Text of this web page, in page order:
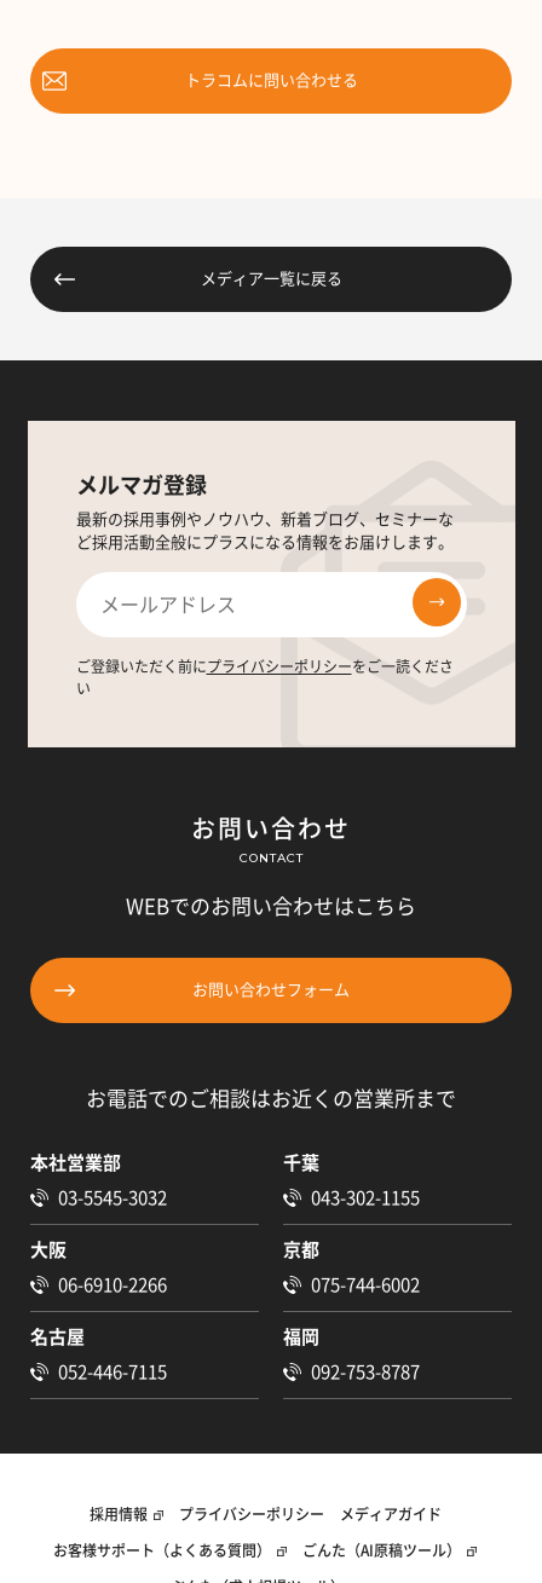
トラコムに問い合わせる
メディア一覧に戻る
メルマガ登録
最新の採用事例やノウハウ、新着ブログ、セミナーな
ど採用活動全般にプラスになる情報をお届けします。
ご登録いただく前にプライバシーポリシーをご一読くださ
い
お問い合わせ
CONTACT
お電話でのご相談はお近くの営業所まで
本社営業部
03-5545-3032
千葉
043-302-1155
大阪
06-6910-2266
京都
075-744-6002
名古屋
052-446-7115
福岡
092-753-8787
WEBでのお問い合わせはこちら
お問い合わせフォーム
採用情報 プライバシーポリシー メディアガイド
お客様サポート（よくある質問） ごんた（AI原稿ツール）